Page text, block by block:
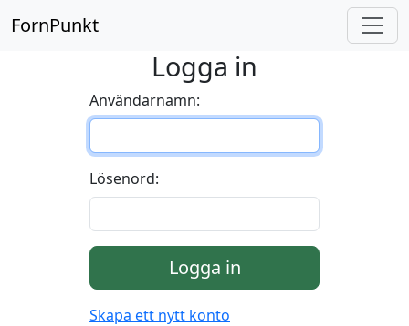
FornPunkt
Logga in
Användarnamn:
Lösenord:
Logga in
Skapa ett nytt konto